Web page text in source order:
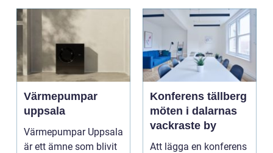
Värmepumpar
uppsala
Värmepumpar Uppsala
är ett ämne som blivit
Konferens tällberg
möten i dalarnas
vackraste by
Att lägga en konferens